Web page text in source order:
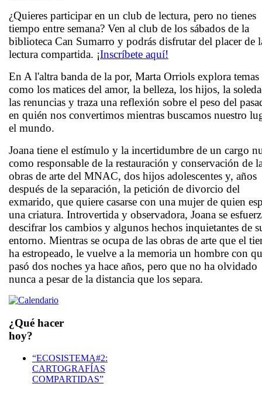
¿Quieres participar en un club de lectura, pero no tienes
tiempo entre semana? Ven al club de los sábados de la
biblioteca Can Sumarro y podrás disfrutar del placer de
lectura compartida. ¡Inscríbete aquí!
En A l'altra banda de la por, Marta Orriols explora temas
como los matices del amor, la belleza, los hijos, la
las renuncias y traza una reflexión sobre el peso del
en quién nos convertimos mientras buscamos nuestro
el mundo.
Joana tiene el estímulo y la incertidumbre de un cargo
como responsable de la restauración y conservación de
obras de arte del MNAC, dos hijos adolescentes y, años
después de la separación, la petición de divorcio del
exmarido, que quiere casarse con una mujer de quien
una criatura. Introvertida y observadora, Joana se
descifrar los cambios y algunos hechos inquietantes de
entorno. Mientras se ocupa de las obras de arte que el
ha estropeado, le vuelve a la memoria un hombre con
pasó dos noches ya hace años, pero que no ha olvidado
nunca a pesar de la distancia que los separa.
¿Qué hacer
hoy?
“ECOSISTEMA#2:
CARTOGRAFÍAS
COMPARTIDAS”